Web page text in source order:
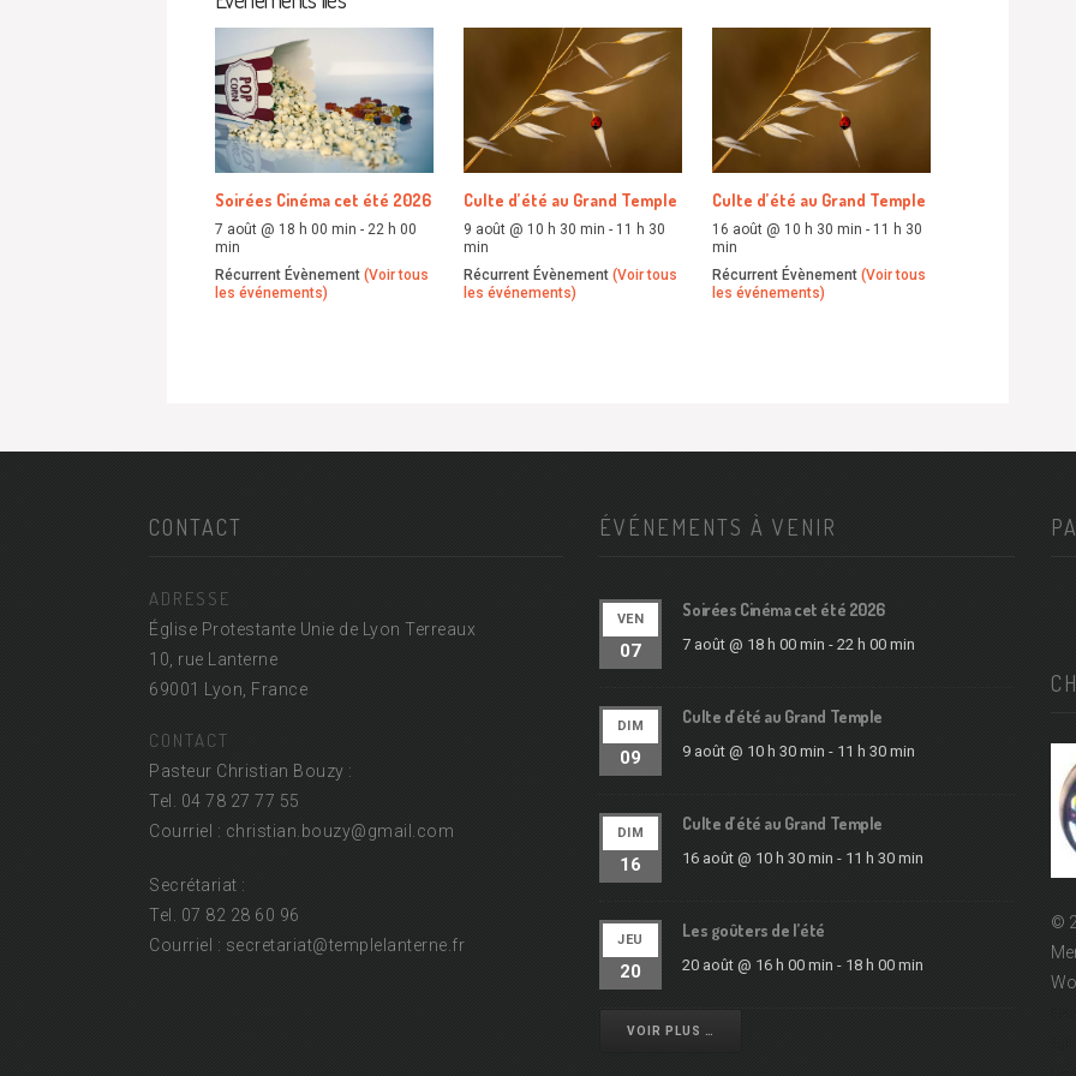
Soirées Cinéma cet été 2026
7 août @ 18 h 00 min - 22 h 00
min
Récurrent Évènement (Voir tous
les événements)
Culte d’été au Grand Temple
9 août @ 10 h 30 min - 11 h 30
min
Récurrent Évènement (Voir tous
les événements)
Culte d’été au Grand Temple
16 août @ 10 h 30 min - 11 h 30
min
Récurrent Évènement (Voir tous
les événements)
CONTACT
ADRESSE
Église Protestante Unie de Lyon Terreaux
10, rue Lanterne
69001 Lyon, France
CONTACT
Pasteur Christian Bouzy :
Tel. 04 78 27 77 55
Courriel : christian.bouzy@gmail.com
Secrétariat :
Tel. 07 82 28 60 96
Courriel : secretariat@templelanterne.fr
ÉVÉNEMENTS À VENIR
VEN
07
Soirées Cinéma cet été 2026
7 août @ 18 h 00 min -22 h 00 min
DIM
09
Culte d’été au Grand Temple
9 août @ 10 h 30 min - 11 h 30 min
DIM
16
Culte d’été au Grand Temple
16 août @ 10 h 30 min - 11 h 30 min
JEU
20
Les goûters de l’été
20 août @ 16 h 00 min - 18 h 00 min
VOIR PLUS …
©